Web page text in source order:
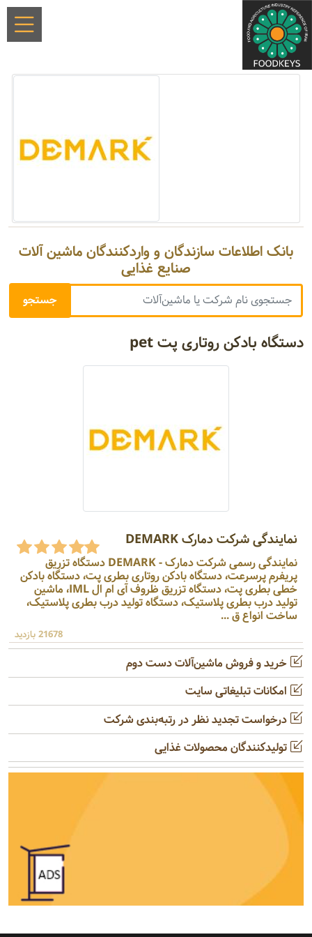
بانک اطلاعات سازندگان و واردکنندگان ماشین آلات
صنایع غذایی
دستگاه بادکن روتاری پت pet
نمایندگی شرکت دمارک DEMARK
نمایندگی رسمی شرکت دمارک - DEMARK دستگاه تزریق
پریفرم پرسرعت، دستگاه بادکن روتاری بطری پت، دستگاه بادکن
خطی بطری پت، دستگاه تزریق ظروف آی ام ال IML، ماشین
تولید درب بطری پلاستیک، دستگاه تولید درب بطری پلاستیک،
ساخت انواع ق ...
21678 بازدید
خرید و فروش ماشین‌آلات دست دوم
امکانات تبلیغاتی سایت
درخواست تجدید نظر در رتبه‌بندی شرکت
تولیدکنندگان محصولات غذایی